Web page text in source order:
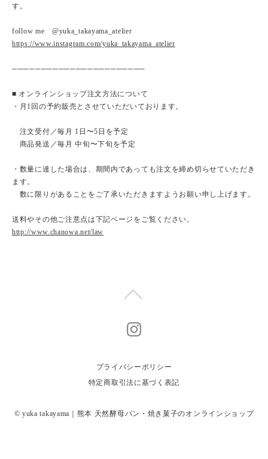
す。
follow me @yuka_takayama_atelier
https://www.instagram.com/yuka_takayama_atelier
───────────────────────
■ オンラインショップ注文方法について
・月1回の予約販売とさせていただいております。
注文受付／毎月 1日〜5日を予定
商品発送／毎月 中旬〜下旬を予定
・数量に達した場合は、期間内であっても注文を締め切らせていただき
ます。
数に限りがあることをご了承いただきますようお願い申し上げます。
送料やその他ご注意点は下記ページをご覧ください。
http://www.chanowa.net/law
プライバシーポリシー
特定商取引法に基づく表記
© yuka takayama｜熊本 天然酵母パン・焼き菓子のオンラインショップ